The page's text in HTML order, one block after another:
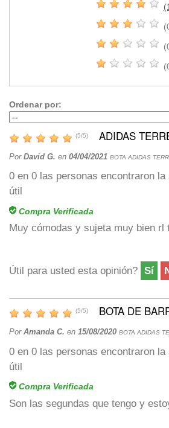
Ordenar por:
(5/5) ADIDAS
Por David G. en 04/04/2021 BOTA ADIDAS
0 en 0 las personas encontraron
útil
Compra Verificada
Muy cómodas y sujeta muy bien rl
Útil para usted esta opinión? Sí
(5/5) BOTA DE
Por Amanda C. en 15/08/2020 BOTA ADIDAS
0 en 0 las personas encontraron
útil
Compra Verificada
Son las segundas que tengo y